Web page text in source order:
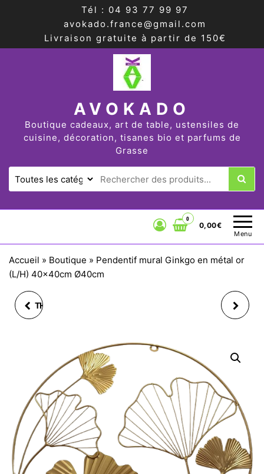
Tél : 04 93 77 99 97
avokado.france@gmail.com
Livraison gratuite à partir de 150€
AVOKADO
Boutique cadeaux, art de table, ustensiles de
cuisine, décoration, tisanes bio et parfums de
Grasse
Menu
0
0,00€
Accueil » Boutique » Pendentif mural Ginkgo en métal or
(L/H) 40x40cm Ø40cm
THÉIÈRE INDIVIDUELLE
ORANGE NOIR EN
PORCELAINE 3 PCS
400/200ML
EN CERAMIQUE